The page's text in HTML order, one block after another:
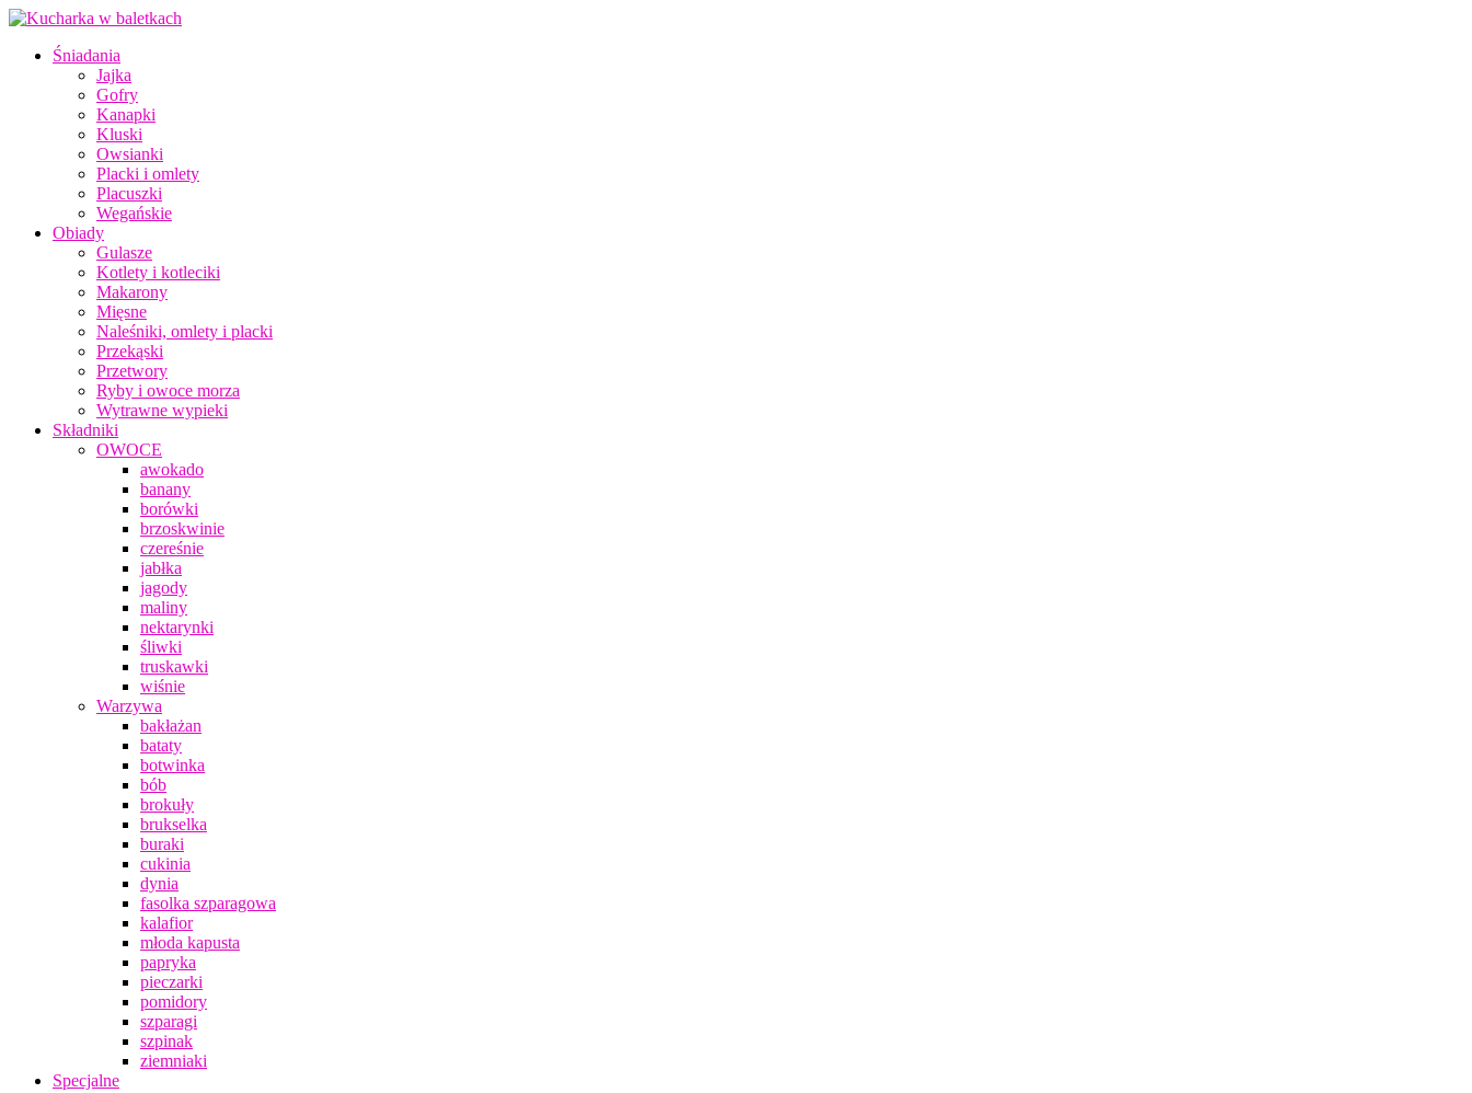
Śniadania
Jajka
Gofry
Kanapki
Kluski
Owsianki
Placki i omlety
Placuszki
Wegańskie
Obiady
Gulasze
Kotlety i kotleciki
Makarony
Mięsne
Naleśniki, omlety i placki
Przekąski
Przetwory
Ryby i owoce morza
Wytrawne wypieki
Składniki
OWOCE
awokado
banany
borówki
brzoskwinie
czereśnie
jabłka
jagody
maliny
nektarynki
śliwki
truskawki
wiśnie
Warzywa
bakłażan
bataty
botwinka
bób
brokuły
brukselka
buraki
cukinia
dynia
fasolka szparagowa
kalafior
młoda kapusta
papryka
pieczarki
pomidory
szparagi
szpinak
ziemniaki
Specjalne